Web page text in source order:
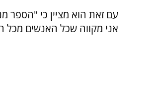
עם זאת הוא מציין כי "הספר
אני מקווה שכל האנשים מכל